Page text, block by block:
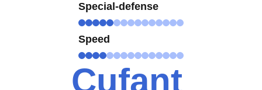
Special-defense
Speed
Cufant